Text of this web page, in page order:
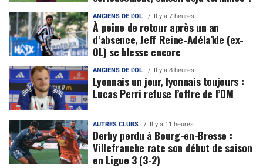
ANCIENS DE L'OL Il y a 7 heures
À peine de retour après un an
d’absence, Jeff Reine-Adélaïde (ex-
OL) se blesse encore
ANCIENS DE L'OL Il y a 8 heures
Lyonnais un jour, lyonnais toujours :
Lucas Perri refuse l’offre de l’OM
AUTRES CLUBS Il y a 11 heures
Derby perdu à Bourg-en-Bresse :
Villefranche rate son début de saison
en Ligue 3 (3-2)